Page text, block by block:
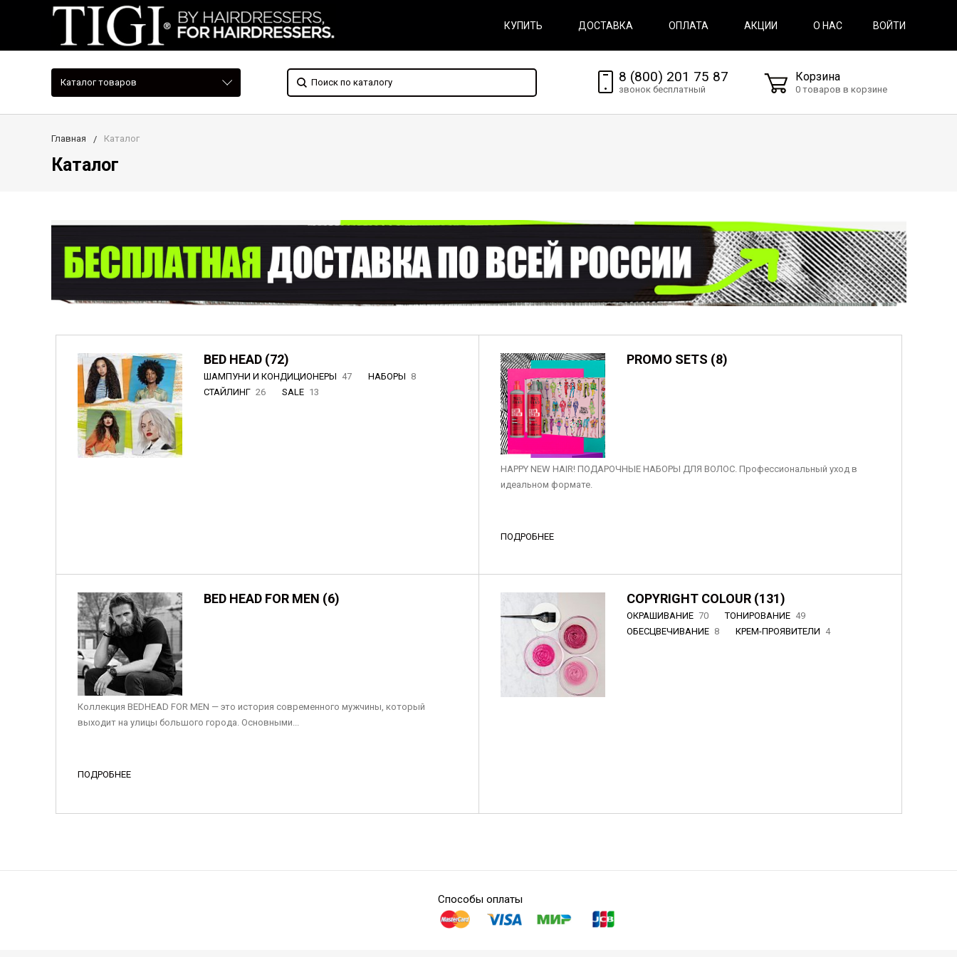
КУПИТЬ ДОСТАВКА ОПЛАТА АКЦИИ О НАС ВОЙТИ
Каталог товаров 8 (800) 201 75 87
звонок бесплатный
Корзина
0 товаров в корзине
Главная Каталог
Каталог
BED HEAD (72)
ШАМПУНИ И КОНДИЦИОНЕРЫ 47 НАБОРЫ 8
СТАЙЛИНГ 26 SALE 13
PROMO SETS (8)
HAPPY NEW HAIR! ПОДАРОЧНЫЕ НАБОРЫ ДЛЯ ВОЛОС. Профессиональный уход в
идеальном формате.
ПОДРОБНЕЕ
BED HEAD FOR MEN (6)
Коллекция BEDHEAD FOR MEN — это история современного мужчины, который
выходит на улицы большого города. Основными...
ПОДРОБНЕЕ
COPYRIGHT COLOUR (131)
ОКРАШИВАНИЕ 70 ТОНИРОВАНИЕ 49
ОБЕСЦВЕЧИВАНИЕ 8 КРЕМ-ПРОЯВИТЕЛИ 4
Способы оплаты